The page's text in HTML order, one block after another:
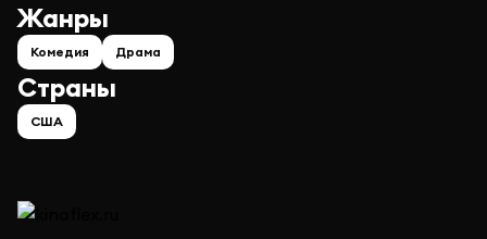
Страны
США
Жанры
Комедия Драма